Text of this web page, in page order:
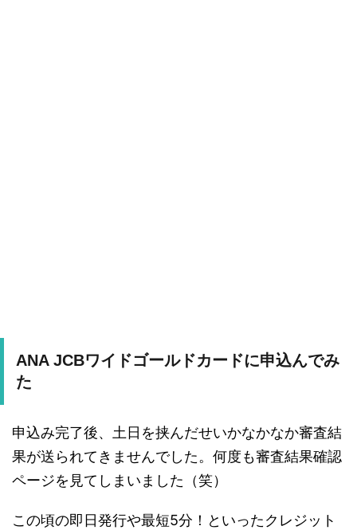
ANA JCBワイドゴールドカードに申込んでみ
た
申込み完了後、土日を挟んだせいかなかなか審査結
果が送られてきませんでした。何度も審査結果確認
ページを見てしまいました（笑）
この頃の即日発行や最短5分！といったクレジット